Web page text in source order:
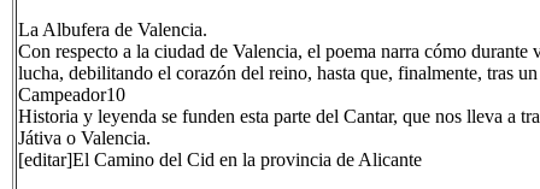
La Albufera de Valencia.
Con respecto a la ciudad de Valencia, el poema narra cómo durante
lucha, debilitando el corazón del reino, hasta que, finalmente, tras
Campeador10
Historia y leyenda se funden esta parte del Cantar, que nos lleva a
Játiva o Valencia.
[editar]El Camino del Cid en la provincia de Alicante